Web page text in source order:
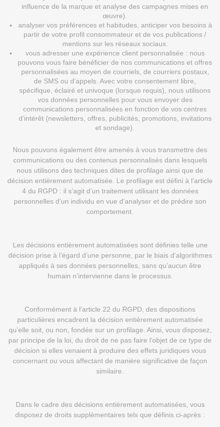
influence de la marque et analyse des campagnes mises en
œuvre).
analyser vos préférences et habitudes, anticiper vos besoins à
partir de votre profil consommateur et de vos publications /
mentions sur les réseaux sociaux.
vous adresser une expérience client personnalisée : nous
pouvons vous faire bénéficier de nos communications et offres
personnalisées au moyen de courriels, de courriers postaux,
de SMS ou d’appels. Avec votre consentement libre,
spécifique, éclairé et univoque (lorsque requis), nous utilisons
vos données personnelles pour vous envoyer des
communications personnalisées en fonction de vos centres
d’intérêt (newsletters, offres, publicités, promotions, invitations
et sondage).
Nous pouvons également être amenés à vous transmettre des
communications ou des contenus personnalisés dans lesquels
nous utilisons des techniques dites de profilage ainsi que de
décision entièrement automatisée. Le profilage est défini à l’article
4 du RGPD : il s’agit d’un traitement utilisant les données
personnelles d’un individu en vue d’analyser et de prédire son
comportement.
Les décisions entièrement automatisées sont définies telle une
décision prise à l’égard d’une personne, par le biais d’algorithmes
appliqués à ses données personnelles, sans qu’aucun être
humain n’intervienne dans le processus.
Conformément à l’article 22 du RGPD, des dispositions
particulières encadrent la décision entièrement automatisée
qu’elle soit, ou non, fondée sur un profilage. Ainsi, vous disposez,
par principe de la loi, du droit de ne pas faire l’objet de ce type de
décision si elles venaient à produire des effets juridiques vous
concernant ou vous affectant de manière significative de façon
similaire.
Dans le cadre des décisions entièrement automatisées, vous
disposez de droits supplémentaires tels que définis ci-après :